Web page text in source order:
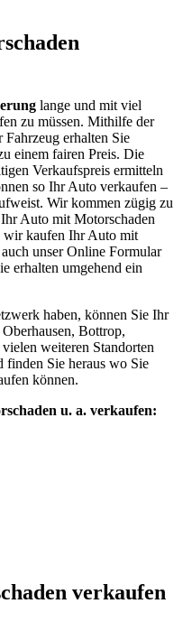
lange und mit viel
zu müssen. Mithilfe der
erhalten Sie
einem fairen Preis. Die
Verkaufspreis ermitteln
so Ihr Auto verkaufen –
Wir kommen zügig zu
Auto mit Motorschaden
wir kaufen Ihr Auto mit
unser Online Formular
erhalten umgehend ein
haben, können Sie Ihr
Bottrop,
weiteren Standorten
finden Sie heraus wo Sie
können.
u. a. verkaufen:
verkaufen